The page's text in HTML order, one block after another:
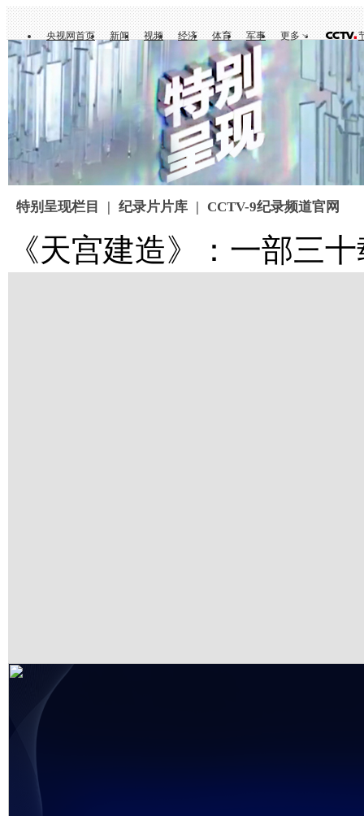
央视网首页 新闻 视频 经济 体育 军事 更多
特别呈现栏目 | 纪录片片库 | CCTV-9纪录频道官网
《天宫建造》：一部三